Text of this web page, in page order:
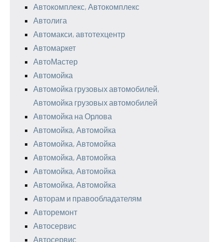
Автокомплекс, Автокомплекс
Автолига
Автомакси, автотехцентр
Автомаркет
АвтоМастер
Автомойка
Автомойка грузовых автомобилей,
Автомойка грузовых автомобилей
Автомойка на Орлова
Автомойка, Автомойка
Автомойка, Автомойка
Автомойка, Автомойка
Автомойка, Автомойка
Автомойка, Автомойка
Авторам и правообладателям
Авторемонт
Автосервис
Автосервис